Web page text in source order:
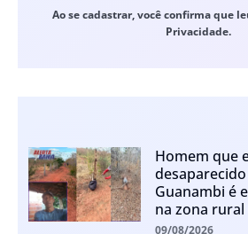
Ao se cadastrar, você confirma que
Privacidade.
Homem que
Guanambi é
na zona rural
09/08/2026